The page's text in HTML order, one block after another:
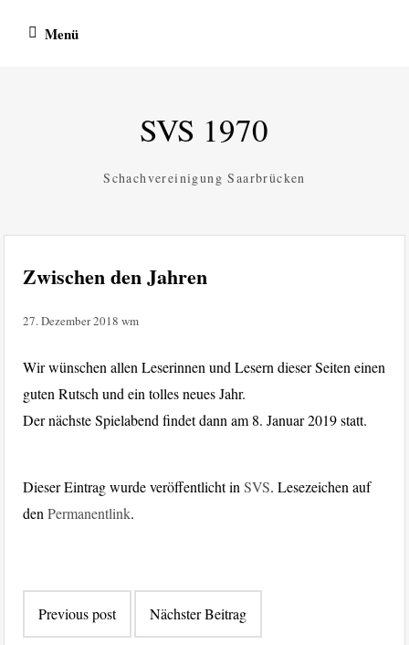
Inhalt Menü
SVS 1970
Schachvereinigung Saarbrücken
Zwischen den Jahren
27. Dezember 2018 wm
Wir wünschen allen Leserinnen und Lesern dieser Seiten einen
guten Rutsch und ein tolles neues Jahr.
Der nächste Spielabend findet dann am 8. Januar 2019 statt.
Dieser Eintrag wurde veröffentlicht inSVS. Lesezeichen auf
denPermanentlink.
Previous post Nächster Beitrag